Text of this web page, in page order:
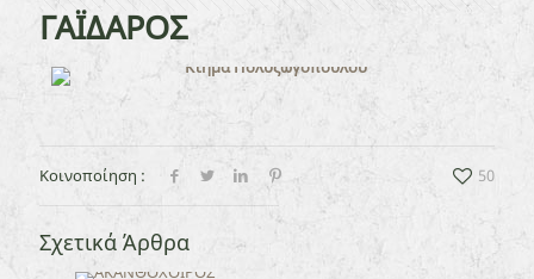
ΓΑΪΔΑΡΟΣ
Κοινοποίηση : 50
Σχετικά Άρθρα